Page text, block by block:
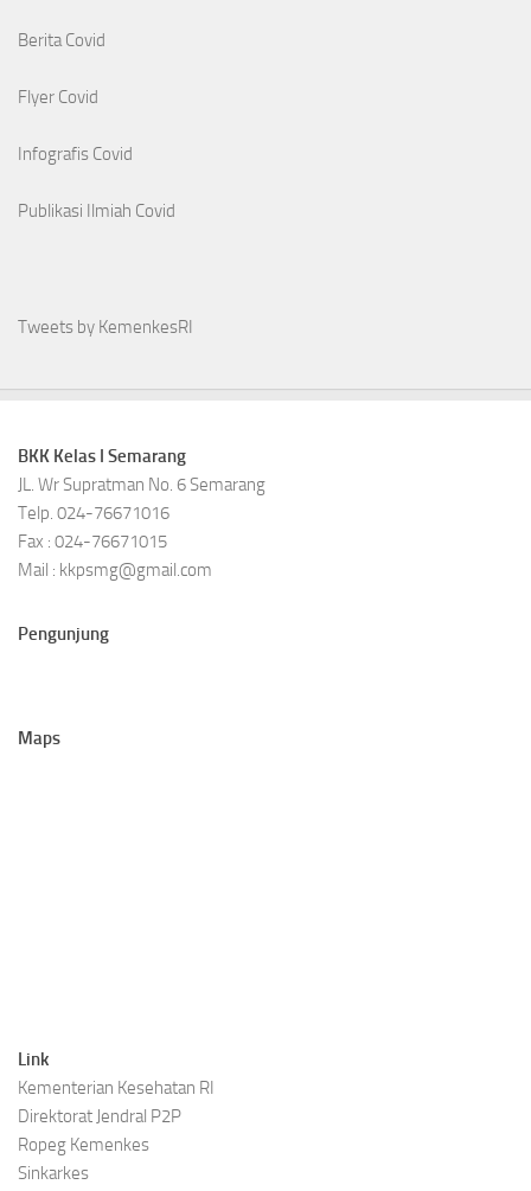
Berita Covid
Flyer Covid
Infografis Covid
Publikasi Ilmiah Covid
Tweets by KemenkesRI
BKK Kelas I Semarang
JL. Wr Supratman No. 6 Semarang
Telp. 024-76671016
Fax : 024-76671015
Mail : kkpsmg@gmail.com
Pengunjung
Maps
Link
Kementerian Kesehatan RI
Direktorat Jendral P2P
Ropeg Kemenkes
Sinkarkes